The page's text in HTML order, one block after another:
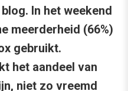
In het weekend
meerderheid (66%)
gebruikt.
het aandeel van
niet zo vreemd